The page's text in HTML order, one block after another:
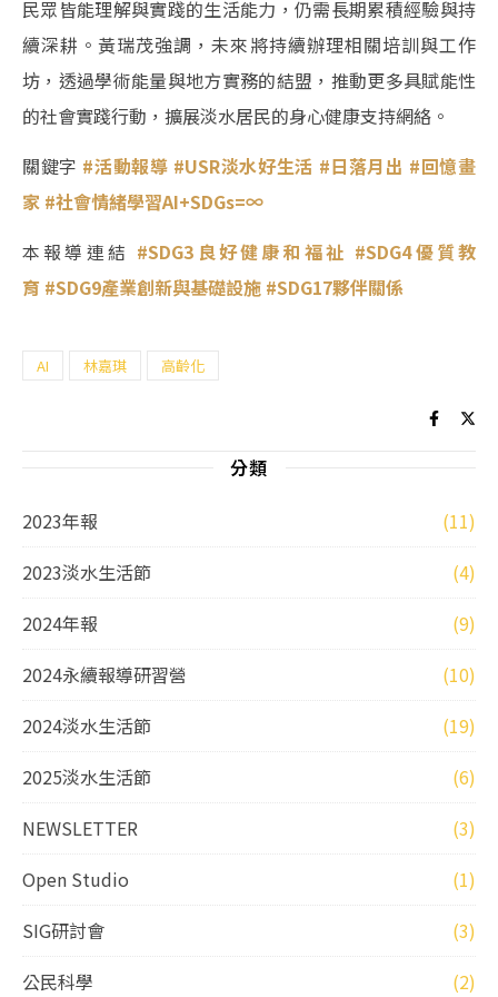
民眾皆能理解與實踐的生活能力，仍需長期累積經驗與持
續深耕。黃瑞茂強調，未來將持續辦理相關培訓與工作
坊，透過學術能量與地方實務的結盟，推動更多具賦能性
的社會實踐行動，擴展淡水居民的身心健康支持網絡。
關鍵字 #活動報導 #USR淡水好生活 #日落月出 #回憶畫
家 #社會情緒學習AI+SDGs=∞
本報導連結 #SDG3良好健康和福祉 #SDG4優質教
育 #SDG9產業創新與基礎設施 #SDG17夥伴關係
AI 林嘉琪 高齡化
分類
2023年報
(11)
2023淡水生活節
(4)
2024年報
(9)
2024永續報導研習營
(10)
2024淡水生活節
(19)
2025淡水生活節
(6)
NEWSLETTER
(3)
Open Studio
(1)
SIG研討會
(3)
公民科學
(2)